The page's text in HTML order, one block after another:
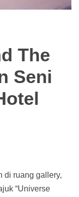
The
Seni
di ruang gallery,
“Universe